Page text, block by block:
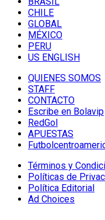
CHILE
GLOBAL
MÉXICO
PERU
US ENGLISH
QUIENES SOMOS
STAFF
CONTACTO
Escribe en Bolavip
RedGol
APUESTAS
Términos y
Políticas de
Política Editorial
Ad Choices